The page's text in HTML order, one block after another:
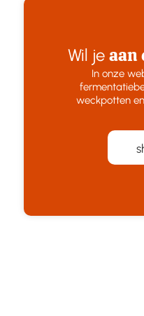
Wil je aan
In onze
weckpotten